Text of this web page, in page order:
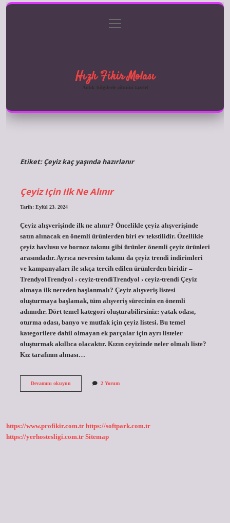
Gizlilik Politikası
menüyü
aç
Hızlı Fikir Molası
Anlık bilgilerle zihnini tazele!
Etiket:Çeyiz kaç yaşında hazırlanır
Çeyiz Için Ilk Ne Alınır
Tarih: Eylül 23, 2024
Çeyiz alışverişinde ilk ne alınır? Öncelikle çeyiz alışverişinde
satın alınacak en önemli ürünlerden biri ev tekstilidir. Özellikle
çeyiz havlusu ve bornoz takımı gibi ürünler önemli çeyiz ürünleri
arasındadır. Ayrıca nevresim takımı da çeyiz trendi indirimleri
ve kampanyaları ile sıkça tercih edilen ürünlerden biridir –
TrendyolTrendyol › ceyiz-trendiTrendyol › ceyiz-trendi Çeyiz
almaya ilk nereden başlanmalı? Çeyiz alışveriş listesi
oluşturmaya başlamak, tüm alışveriş sürecinin en önemli
adımıdır. Dört temel kategori oluşturabilirsiniz: yatak odası,
oturma odası, banyo ve mutfak için çeyiz listesi. Bu temel
kategorilere dahil olmayan ek parçalar için ayrı listeler
oluşturmak akıllıca olacaktır. Kızın ceyizinde neler olmalı liste?
Kız tarafının alması…
Devamını okuyunÇeyiz
2 Yorum
https://www.profikir.com.tr https://softpark.com.tr
https://yerhostesligi.com.tr Sitemap